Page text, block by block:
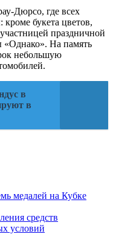
Дюрсо, где всех
букета цветов,
праздничной
«Однако». На память
небольшую
в
в
медалей на Кубке
средств
условий